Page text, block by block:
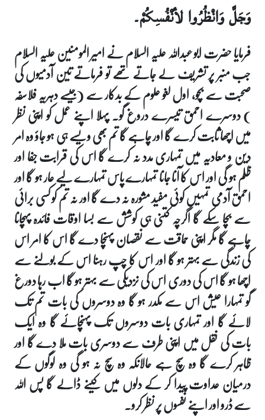
وَجَلَّ وَانْظُرُوا لأنْفُسِكُمْ۔
فرمایا حضرت ابو عبداللہ علیہ السلام نے امیر المومنین علیہ السلام
جب منبر پر تشریف لے جاتے تھے تو فرماتے تین آدمیوں کی
صحبت سے بچو، اول لغو علوم کے بدکار سے (جیسے دہریہ فلاسفہ
) دوسرے احمق تیسرے دروغ گو۔ پہلا اپنے عمل کو اپنی نظر
میں اچھا ثابت کرے گا اور چاہے گا تم بھی ویسے ہی ہو جاؤ وہ امر
دین و معادیہ میں تمہاری مدد نہ کرے گا اس کی قرابت جفا اور
ظلم ہو گی اور اس کا آنا جانا تمہارے پاس تمہارے لیے عار ہو گا اور
احمق آدمی تمہیں کوئی مفید مشورہ نہ دے گا اور نہ تم کو کسی برائی
سے بچا سکے گا اگرچہ کتنی ہی کوشش سے بسا اوقات فائدہ پہچانا
چاہے گا مگر اپنی حماقت سے نقصان پہنچا دے گا اس کا امر اس
کی زندگی سے بہتر ہو گا اور اس کا چپ رہنا اس کے بولنے سے
اچھا ہو گا اس کی دوری اس کی نزدیکی سے بہتر ہو گا اب رہا دورغ
گو تمہارا عیش اس سے مکدر ہو گا وہ دوسروں کی بات تم تک
لائے گا اور تمہاری بات دوسروں تک پہنچائے گا وہ ایک
بات کی نقل میں اپنی طرف سے دوسری بات ملا دے گا اور
ظاہر کرے گا وہ سچ ہے حالانکہ وہ سچ نہ ہو گی وہ لوگوں کے
درمیان عداوت پیدا کر کے دلوں میں کینے ڈالے گا پس اللہ
سے ڈرو اور اپنے نفسوں پر نظر کرو۔